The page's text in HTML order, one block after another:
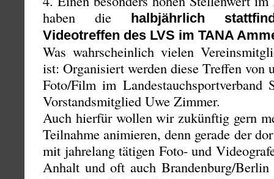
haben die
halbjährlich
Videotreffen des LVS im TANA
Was wahrscheinlich vielen
ist: Organisiert werden diese Treffen von
Foto/Film im Landestauchsportverband
Vorstandsmitglied Uwe Zimmer.
Auch hierfür wollen wir zukünftig gern
Teilnahme animieren, denn gerade der
mit jahrelang tätigen Foto- und
Anhalt und oft auch Brandenburg/